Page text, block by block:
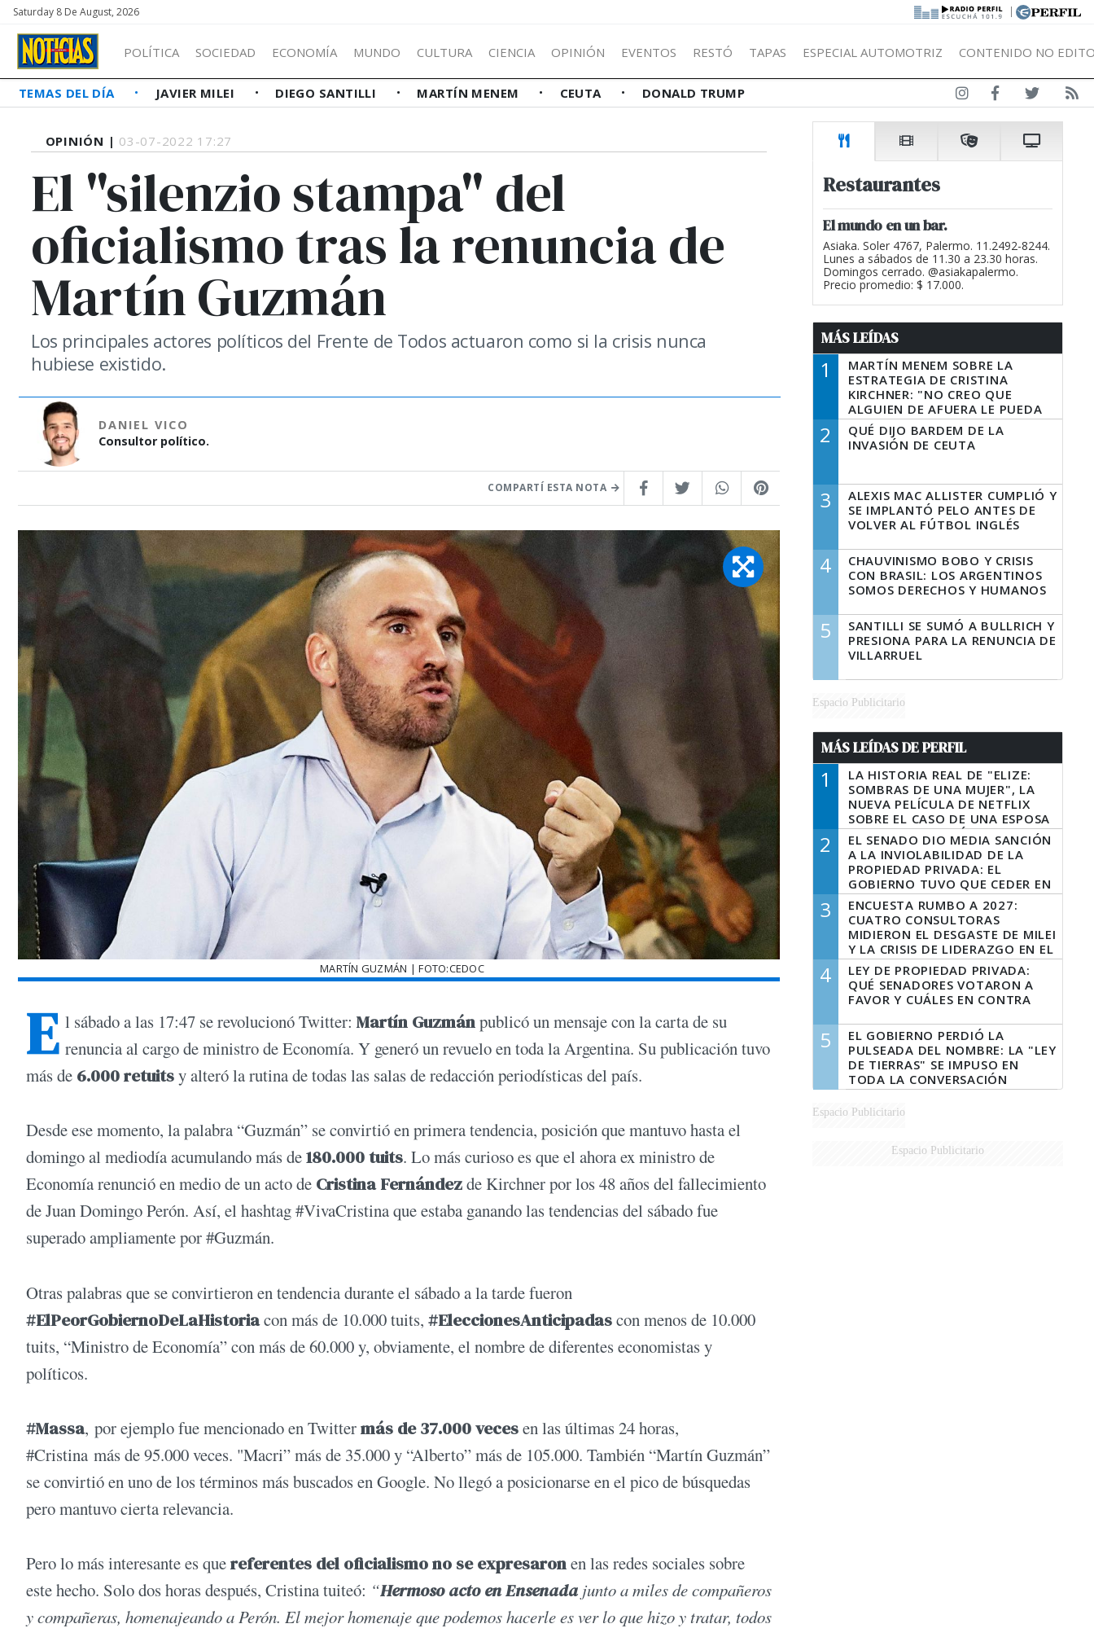
Saturday 8 De August, 2026 |
POLÍTICA SOCIEDAD ECONOMÍA MUNDO CULTURA CIENCIA OPINIÓN EVENTOS RESTÓ TAPAS ESPECIAL AUTOMOTRIZ CONTENIDO NO
TEMAS DEL DÍA JAVIER MILEI DIEGO SANTILLI MARTÍN MENEM CEUTA DONALD TRUMP
OPINIÓN | 03-07-2022 17:27
El "silenzio stampa" del
oficialismo tras la renuncia de
Martín Guzmán
Los principales actores políticos del Frente de Todos actuaron como si la crisis nunca
hubiese existido.
DANIEL VICO
Consultor político.
COMPARTÍ ESTA NOTA
MARTÍN GUZMÁN | FOTO:CEDOC
E l sábado a las 17:47 se revolucionó Twitter: Martín Guzmánpublicó un mensaje con la carta de su
renuncia al cargo de ministro de Economía. Y generó un revuelo en toda la Argentina. Su publicación tuvo
más de 6.000 retuitsy alteró la rutina de todas las salas de redacción periodísticas del país.
Desde ese momento, la palabra “Guzmán” se convirtió en primera tendencia, posición que mantuvo hasta el
domingo al mediodía acumulando más de180.000 tuits. Lo más curioso es que el ahora ex ministro de
Economía renunció en medio de un acto de Cristina Fernándezde Kirchner por los 48 años del fallecimiento
de Juan Domingo Perón. Así, el hashtag #VivaCristina que estaba ganando las tendencias del sábado fue
superado ampliamente por #Guzmán.
Otras palabras que se convirtieron en tendencia durante el sábado a la tarde fueron
#ElPeorGobiernoDeLaHistoriacon más de 10.000 tuits, #EleccionesAnticipadascon menos de 10.000
tuits, “Ministro de Economía” con más de 60.000 y, obviamente, el nombre de diferentes economistas y
políticos.
#Massa, por ejemplo fue mencionado en Twittermás de 37.000 vecesen las últimas 24 horas,
#Cristina más de 95.000 veces. "Macri” más de 35.000 y “Alberto” más de 105.000. También “Martín Guzmán”
se convirtió en uno de los términos más buscados en Google. No llegó a posicionarse en el pico de búsquedas
pero mantuvo cierta relevancia.
Pero lo más interesante es quereferentes del oficialismo no se expresaronen las redes sociales sobre
este hecho. Solo dos horas después, Cristina tuiteó: “Hermoso acto en Ensenada junto a miles de compañeros
y compañeras, homenajeando a Perón. El mejor homenaje que podemos hacerle es ver lo que hizo y tratar, todos
Restaurantes
El mundo en un bar.
Asiaka. Soler 4767, Palermo. 11.2492-8244.
Lunes a sábados de 11.30 a 23.30 horas.
Domingos cerrado. @asiakapalermo.
Precio promedio: $ 17.000.
MÁS LEÍDAS
1
MARTÍN MENEM SOBRE LA
ESTRATEGIA DE CRISTINA
KIRCHNER: "NO CREO QUE
ALGUIEN DE AFUERA LE PUEDA
DECIR A LA JUSTICIA LO QUE
TIENE QUE HACER"
2
QUÉ DIJO BARDEM DE LA
INVASIÓN DE CEUTA
3
ALEXIS MAC ALLISTER CUMPLIÓ Y
SE IMPLANTÓ PELO ANTES DE
VOLVER AL FÚTBOL INGLÉS
4
CHAUVINISMO BOBO Y CRISIS
CON BRASIL: LOS ARGENTINOS
SOMOS DERECHOS Y HUMANOS
5
SANTILLI SE SUMÓ A BULLRICH Y
PRESIONA PARA LA RENUNCIA DE
VILLARRUEL
Espacio Publicitario
MÁS LEÍDAS DE PERFIL
1
LA HISTORIA REAL DE "ELIZE:
SOMBRAS DE UNA MUJER", LA
NUEVA PELÍCULA DE NETFLIX
SOBRE EL CASO DE UNA ESPOSA
QUE DESCUARTIZÓ A SU
MARIDO
2
EL SENADO DIO MEDIA SANCIÓN
A LA INVIOLABILIDAD DE LA
PROPIEDAD PRIVADA: EL
GOBIERNO TUVO QUE CEDER EN
LA LEY DEL MANEJO DEL FUEGO
3
ENCUESTA RUMBO A 2027:
CUATRO CONSULTORAS
MIDIERON EL DESGASTE DE MILEI
Y LA CRISIS DE LIDERAZGO EN EL
PERONISMO
4
LEY DE PROPIEDAD PRIVADA:
QUÉ SENADORES VOTARON A
FAVOR Y CUÁLES EN CONTRA
5
EL GOBIERNO PERDIÓ LA
PULSEADA DEL NOMBRE: LA "LEY
DE TIERRAS" SE IMPUSO EN
TODA LA CONVERSACIÓN
DIGITAL
Espacio Publicitario
Espacio Publicitario